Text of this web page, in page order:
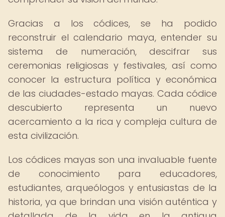
Gracias a los códices, se ha podido
reconstruir el calendario maya, entender su
sistema de numeración, descifrar sus
ceremonias religiosas y festivales, así como
conocer la estructura política y económica
de las ciudades-estado mayas. Cada códice
descubierto representa un nuevo
acercamiento a la rica y compleja cultura de
esta civilización.
Los códices mayas son una invaluable fuente
de conocimiento para educadores,
estudiantes, arqueólogos y entusiastas de la
historia, ya que brindan una visión auténtica y